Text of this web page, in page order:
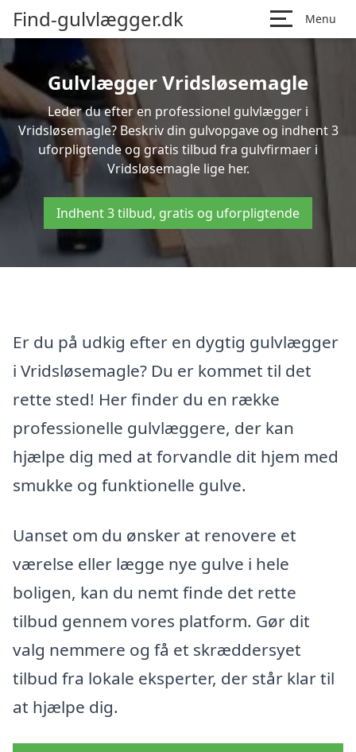
Find-gulvlægger.dk Menu
Gulvlægger Vridsløsemagle
Leder du efter en professionel gulvlægger i
Vridsløsemagle? Beskriv din gulvopgave og indhent 3
uforpligtende og gratis tilbud fra gulvfirmaer i
Vridsløsemagle lige her.
Indhent 3 tilbud, gratis og uforpligtende
Er du på udkig efter en dygtig gulvlægger
i Vridsløsemagle? Du er kommet til det
rette sted! Her finder du en række
professionelle gulvlæggere, der kan
hjælpe dig med at forvandle dit hjem med
smukke og funktionelle gulve.
Uanset om du ønsker at renovere et
værelse eller lægge nye gulve i hele
boligen, kan du nemt finde det rette
tilbud gennem vores platform. Gør dit
valg nemmere og få et skræddersyet
tilbud fra lokale eksperter, der står klar til
at hjælpe dig.